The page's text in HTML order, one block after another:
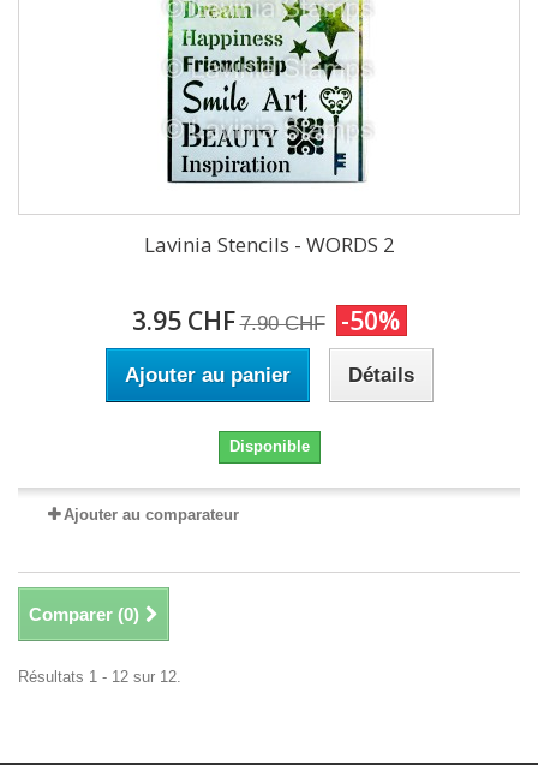
Lavinia Stencils - WORDS 2
3.95 CHF 7.90 CHF -50%
Ajouter au panier Détails
Disponible
Ajouter au comparateur
Comparer (0)
Résultats 1 - 12 sur 12.